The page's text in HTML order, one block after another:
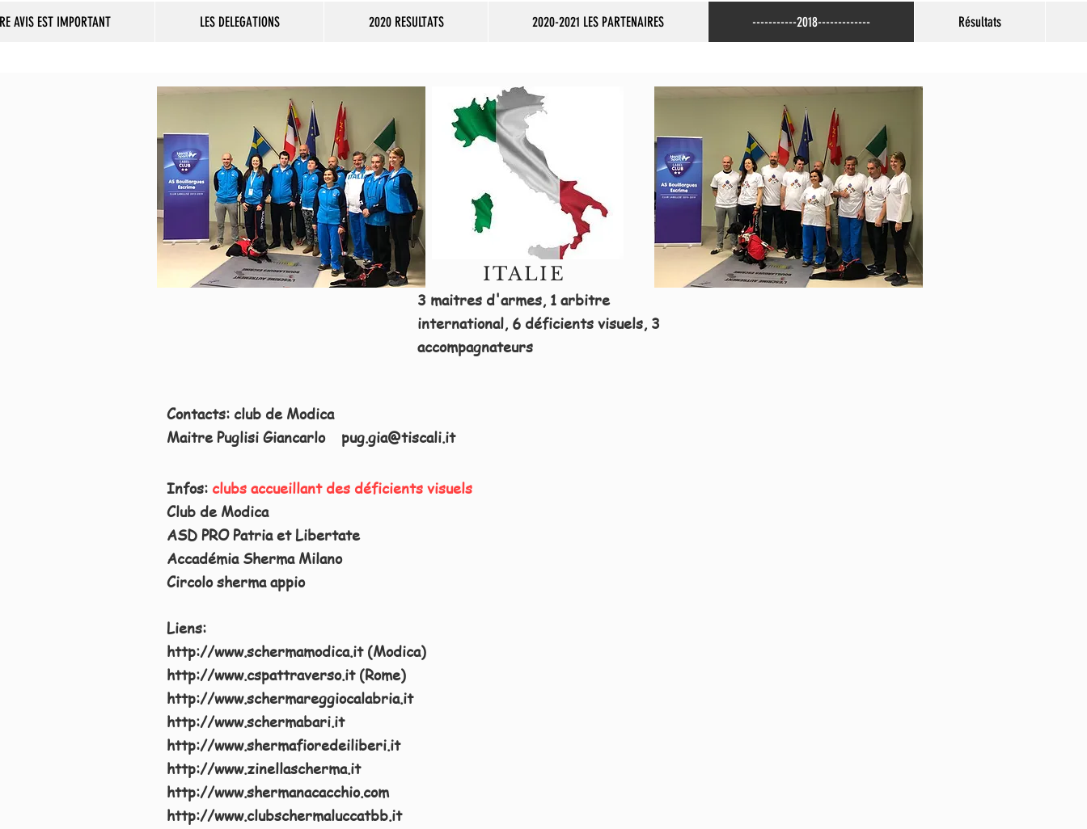
AVIS EST IMPORTANT LES DELEGATIONS 2020 RESULTATS 2020-2021 LES PARTENAIRES -----------2018------------- Résultats
ITALIE
3 maitres d'armes, 1 arbitre
international, 6 déficients visuels, 3
accompagnateurs
Contacts: club de Modica
Maitre Puglisi Giancarlo pug.gia@tiscali.it
Infos: clubs accueillant des déficients visuels
Club de Modica
ASD PRO Patria et Libertate
Accadémia Sherma Milano
Circolo sherma appio
Liens:
http://www.schermamodica.it(Modica)
http://www.cspattraverso.it(Rome)
http://www.schermareggiocalabria.it
http://www.schermabari.it
http://www.shermafioredeiliberi.it
http://www.zinellascherma.it
http://www.shermanacacchio.com
http://www.clubschermaluccatbb.it